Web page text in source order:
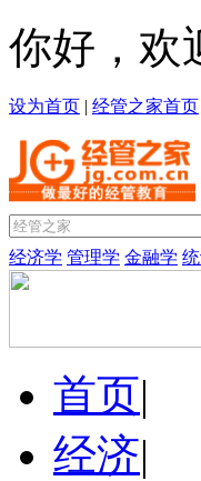
你好，欢
设为首页 | 经管之家首页
经济学 管理学 金融学
首页|
经济|